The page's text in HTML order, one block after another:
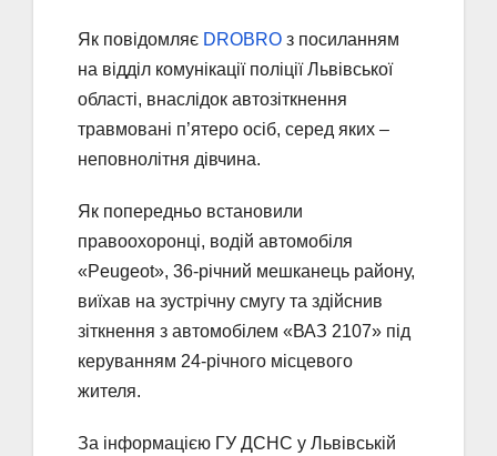
Як повідомляє DROBRO з посиланням
на відділ комунікації поліції Львівської
області, внаслідок автозіткнення
травмовані п’ятеро осіб, серед яких –
неповнолітня дівчина.
Як попередньо встановили
правоохоронці, водій автомобіля
«Peugeot», 36-річний мешканець району,
виїхав на зустрічну смугу та здійснив
зіткнення з автомобілем «ВАЗ 2107» під
керуванням 24-річного місцевого
жителя.
За інформацією ГУ ДСНС у Львівській